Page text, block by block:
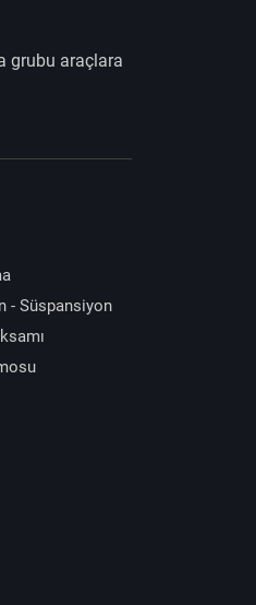
grubu araçlara
- Süspansiyon